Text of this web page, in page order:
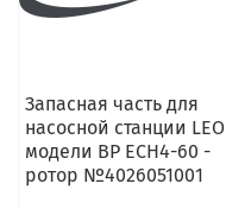
Запасная часть для
насосной станции LEO
модели BP ECH4-60 -
ротор №4026051001